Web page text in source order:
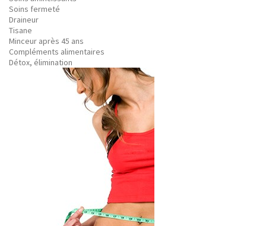
Soins fermeté
Draineur
Tisane
Minceur après 45 ans
Compléments alimentaires
Détox, élimination